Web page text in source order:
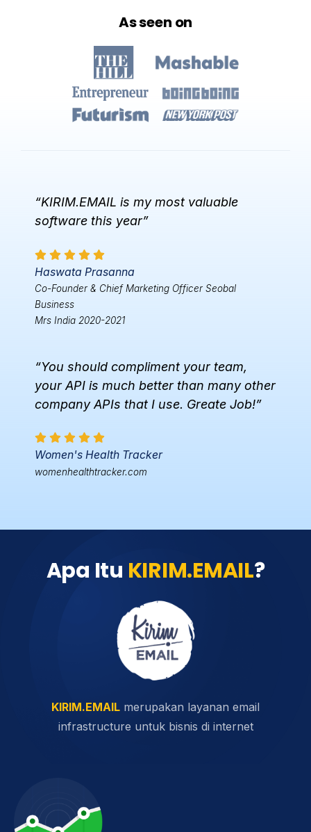
As seen on
“KIRIM.EMAIL is my most valuable
software this year”
Haswata Prasanna
Co-Founder & Chief Marketing Officer Seobal
Business
Mrs India 2020-2021
“You should compliment your team,
your API is much better than many other
company APIs that I use. Greate Job!”
Women's Health Tracker
womenhealthtracker.com
Apa Itu KIRIM.EMAIL?
KIRIM.EMAIL merupakan layanan email
infrastructure untuk bisnis di internet​